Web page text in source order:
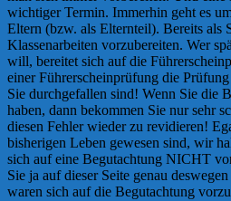
wichtiger Termin. Immerhin geht es
Eltern (bzw. als Elternteil). Bereits als
Klassenarbeiten vorzubereiten. Wer
will, bereitet sich auf die
einer Führerscheinprüfung die
Sie durchgefallen sind! Wenn Sie die
haben, dann bekommen Sie nur sehr
diesen Fehler wieder zu revidieren!
bisherigen Leben gewesen sind, wir
sich auf eine Begutachtung NICHT
Sie ja auf dieser Seite genau
waren sich auf die Begutachtung